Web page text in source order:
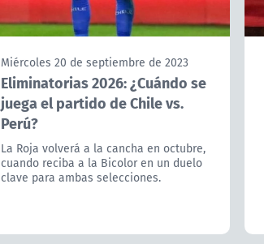
Miércoles 20 de septiembre de 2023
Eliminatorias 2026: ¿Cuándo se
juega el partido de Chile vs.
Perú?
La Roja volverá a la cancha en octubre,
cuando reciba a la Bicolor en un duelo
clave para ambas selecciones.